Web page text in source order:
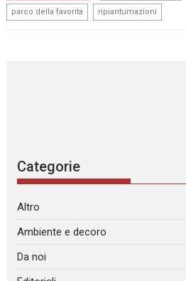
parco della favorita ripiantumazioni
Categorie
Altro
Ambiente e decoro
Da noi